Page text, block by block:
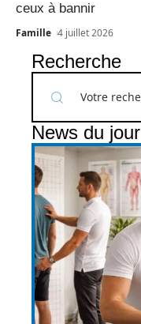
ceux à bannir
Famille 4 juillet 2026
Recherche
News du jour